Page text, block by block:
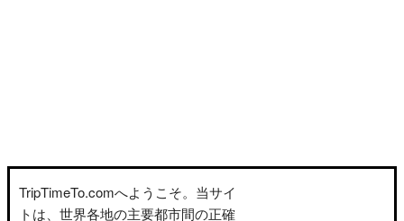
TripTimeTo.comへようこそ。当サイ
トは、世界各地の主要都市間の正確